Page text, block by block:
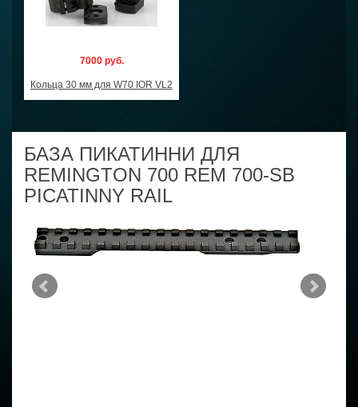
7000 руб.
Кольца 30 мм для W70 IOR VL2
БАЗА ПИКАТИННИ ДЛЯ
REMINGTON 700 REM 700-SB
PICATINNY RAIL